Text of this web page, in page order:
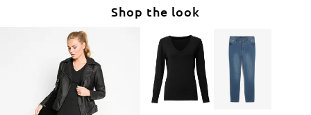
Shop the look